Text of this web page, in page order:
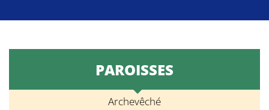
PAROISSES
Archevêché